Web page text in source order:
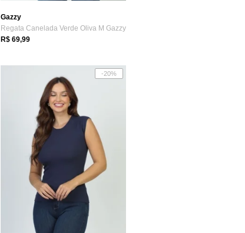
Gazzy
Regata Canelada Verde Oliva M Gazzy
R$ 69,99
-20%